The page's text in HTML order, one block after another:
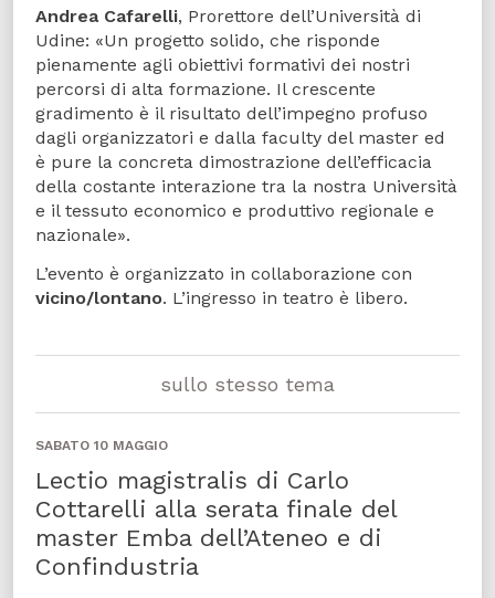
Andrea Cafarelli, Prorettore dell’Università di
Udine: «Un progetto solido, che risponde
pienamente agli obiettivi formativi dei nostri
percorsi di alta formazione. Il crescente
gradimento è il risultato dell’impegno profuso
dagli organizzatori e dalla faculty del master ed
è pure la concreta dimostrazione dell’efficacia
della costante interazione tra la nostra Università
e il tessuto economico e produttivo regionale e
nazionale».
L’evento è organizzato in collaborazione con
vicino/lontano. L’ingresso in teatro è libero.
sullo stesso tema
SABATO 10 MAGGIO
Lectio magistralis di Carlo
Cottarelli alla serata finale del
master Emba dell’Ateneo e di
Confindustria